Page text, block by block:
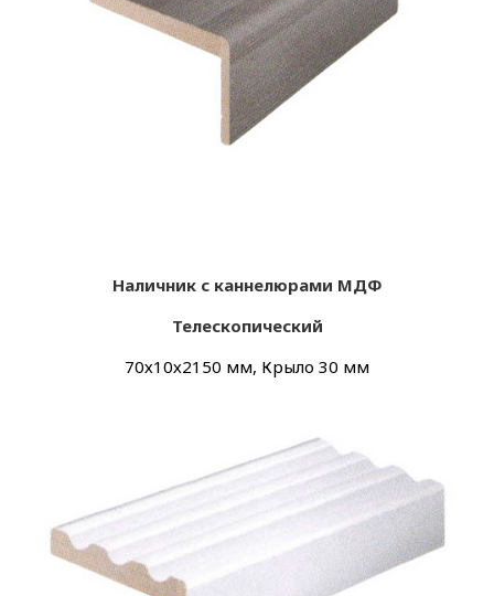
Наличник с каннелюрами МДФ
Телескопический
70х10х2150 мм, Крыло 30 мм